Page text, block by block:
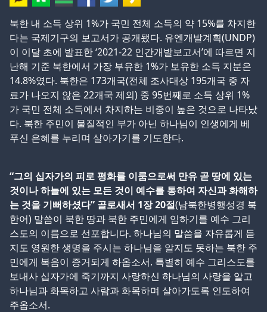
북한 내 소득 상위 1%가 국민 전체 소득의 약 15%를 차지한
다는 국제기구의 보고서가 공개됐다. 유엔개발계획(UNDP)
이 이달 초에 발표한 ‘2021-22 인간개발보고서’에 따르면 지
난해 기준 북한에서 가장 부유한 1%가 보유한 소득 지분은
14.8%였다. 북한은 173개국(전체 조사대상 195개국 중 자
료가 나오지 않은 22개국 제외) 중 95번째로 소득 상위 1%
가 국민 전체 소득에서 차지하는 비중이 높은 것으로 나타났
다. 북한 주민이 물질적인 부가 아닌 하나님이 인생에게 베
푸신 은혜를 누리며 살아가기를 기도한다.
“그의 십자가의 피로 평화를 이룸으로써 만유 곧 땅에 있는
것이나 하늘에 있는 모든 것이 예수를 통하여 자신과 화해하
는 것을 기뻐하셨다” 골로새서 1장 20절(남북한병행성경 북
한어) 말씀이 북한 땅과 북한 주민에게 임하기를 예수 그리
스도의 이름으로 선포합니다. 하나님의 말씀을 자유롭게 듣
지도 영원한 생명을 주시는 하나님을 알지도 못하는 북한 주
민에게 복음이 증거되게 하옵소서. 특별히 예수 그리스도를
보내사 십자가에 죽기까지 사랑하신 하나님의 사랑을 알고
하나님과 화목하고 사람과 화목하며 살아가도록 인도하여
주옵소서.